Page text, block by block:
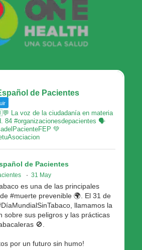
de Pacientes
voz de la ciudadanía en materia
84 #organizacionesdepacientes 🗣
💚
de Pacientes
· 31 May
es una de las principales
#muerte prevenible 🌍. El 31 de
llamamos la
sobre sus peligros y las prácticas
🚫.
por un futuro sin humo!